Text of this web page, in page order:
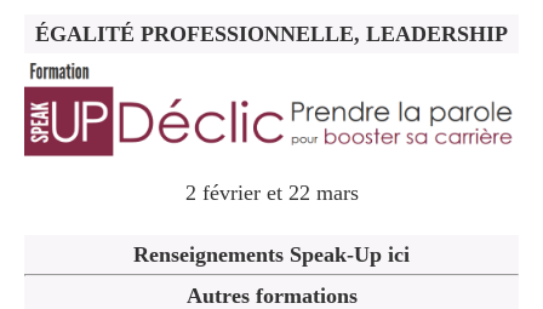
ÉGALITÉ PROFESSIONNELLE, LEADERSHIP
2 février et 22 mars
Renseignements Speak-Up ici
Autres formations